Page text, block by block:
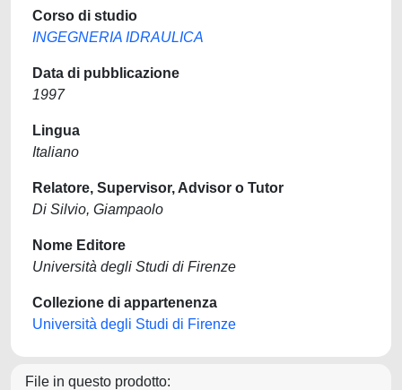
Corso di studio
INGEGNERIA IDRAULICA
Data di pubblicazione
1997
Lingua
Italiano
Relatore, Supervisor, Advisor o Tutor
Di Silvio, Giampaolo
Nome Editore
Università degli Studi di Firenze
Collezione di appartenenza
Università degli Studi di Firenze
File in questo prodotto: